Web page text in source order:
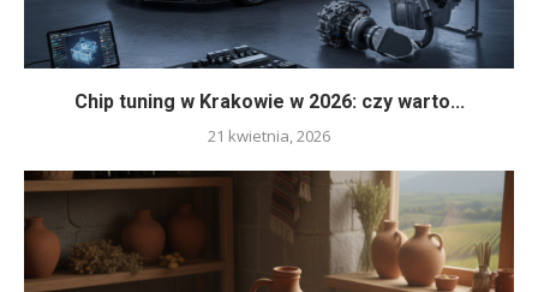
Chip tuning w Krakowie w 2026: czy warto...
21 kwietnia, 2026